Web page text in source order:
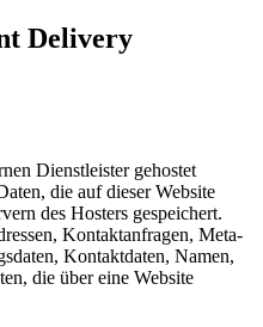
Delivery
Dienstleister gehostet
die auf dieser Website
des Hosters gespeichert.
Kontaktanfragen, Meta-
Kontaktdaten, Namen,
die über eine Website